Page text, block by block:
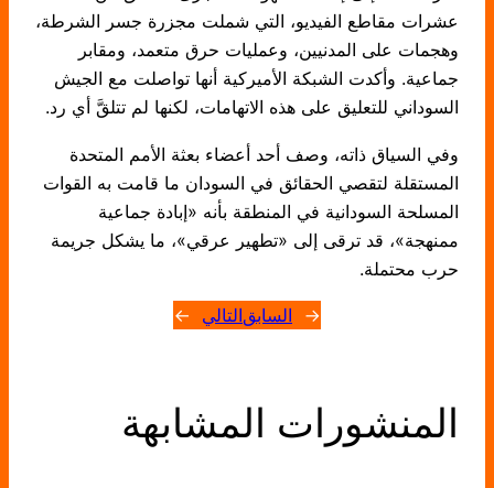
عشرات مقاطع الفيديو، التي شملت مجزرة جسر الشرطة،
وهجمات على المدنيين، وعمليات حرق متعمد، ومقابر
جماعية. وأكدت الشبكة الأميركية أنها تواصلت مع الجيش
السوداني للتعليق على هذه الاتهامات، لكنها لم تتلقَّ أي رد.
وفي السياق ذاته، وصف أحد أعضاء بعثة الأمم المتحدة
المستقلة لتقصي الحقائق في السودان ما قامت به القوات
المسلحة السودانية في المنطقة بأنه «إبادة جماعية
ممنهجة»، قد ترقى إلى «تطهير عرقي»، ما يشكل جريمة
حرب محتملة.
← السابقالتالي →
المنشورات المشابهة